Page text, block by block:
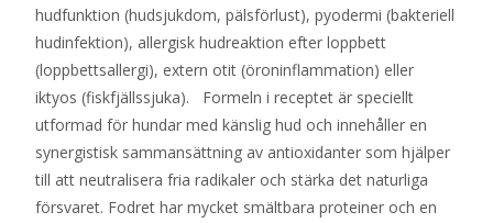
hudfunktion (hudsjukdom, pälsförlust), pyodermi (bakteriell
hudinfektion), allergisk hudreaktion efter loppbett
(loppbettsallergi), extern otit (öroninflammation) eller
iktyos (fiskfjällssjuka). Formeln i receptet är speciellt
utformad för hundar med känslig hud och innehåller en
synergistisk sammansättning av antioxidanter som hjälper
till att neutralisera fria radikaler och stärka det naturliga
försvaret. Fodret har mycket smältbara proteiner och en